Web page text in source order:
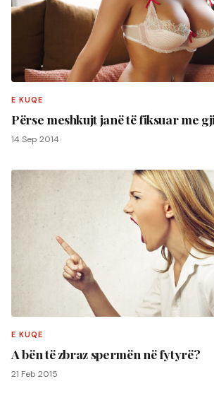
E KUQE
Përse meshkujt janë të fiksuar me
14 Sep 2014
E KUQE
A bën të zbraz spermën në fytyrë?
21 Feb 2015